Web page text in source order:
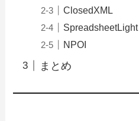
ClosedXML
SpreadsheetLight
NPOI
まとめ